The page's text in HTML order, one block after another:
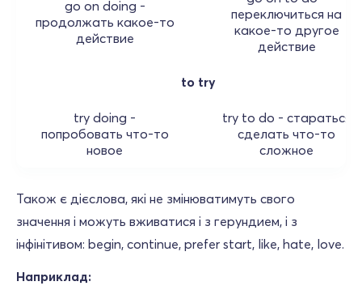
go on doing -
продолжать какое-то
действие
переключиться на
какое-то другое
действие
to try
try doing -
попробовать что-то
новое
try to do - стараться
сделать что-то
сложное
Також є дієслова, які не змінюватимуть свого
значення і можуть вживатися і з герундием, і з
інфінітивом: begin, continue, prefer start, like, hate, love.
Наприклад: